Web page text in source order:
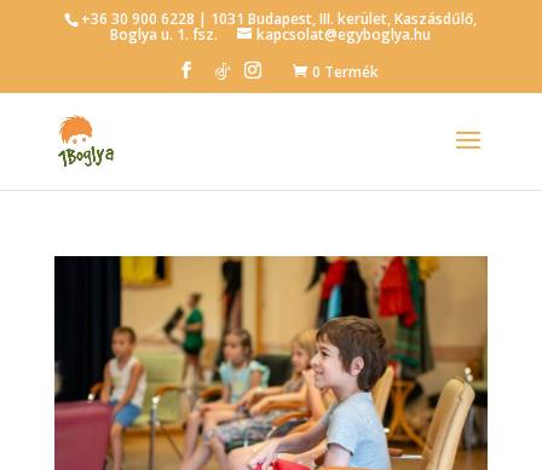
+36 30 900 6228 | 1031 Budapest, III. kerület, Kaszásdűlő,
Boglya u. 1. fsz.
kapcsolat@egyboglya.hu
0 Termék